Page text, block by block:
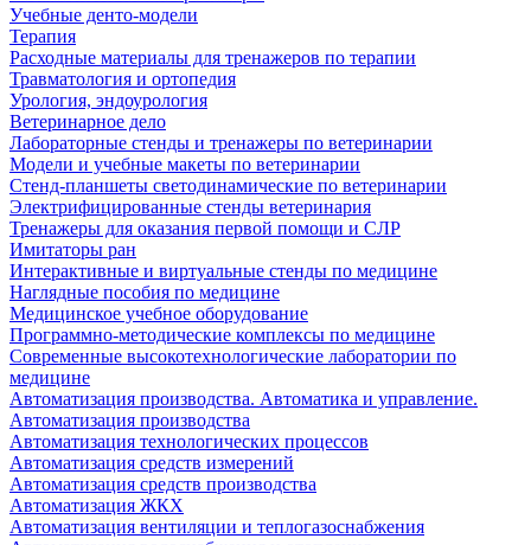
Учебные денто-модели
Терапия
Расходные материалы для тренажеров по терапии
Травматология и ортопедия
Урология, эндоурология
Ветеринарное дело
Лабораторные стенды и тренажеры по ветеринарии
Модели и учебные макеты по ветеринарии
Стенд-планшеты светодинамические по ветеринарии
Электрифицированные стенды ветеринария
Тренажеры для оказания первой помощи и СЛР
Имитаторы ран
Интерактивные и виртуальные стенды по медицине
Наглядные пособия по медицине
Медицинское учебное оборудование
Программно-методические комплексы по медицине
Современные высокотехнологические лаборатории по
медицине
Автоматизация производства. Автоматика и управление.
Автоматизация производства
Автоматизация технологических процессов
Автоматизация средств измерений
Автоматизация средств производства
Автоматизация ЖКХ
Автоматизация вентиляции и теплогазоснабжения